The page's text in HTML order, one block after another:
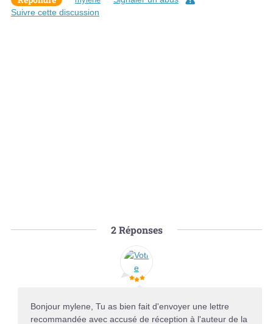
Suivre cette discussion
2Réponses
Bonjour mylene, Tu as bien fait d'envoyer une lettre
recommandée avec accusé de réception à l'auteur de la